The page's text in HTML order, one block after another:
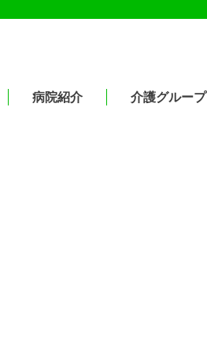
病院紹介 介護グループ